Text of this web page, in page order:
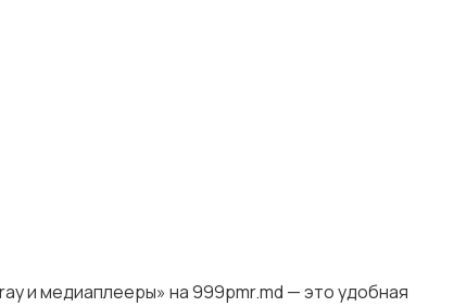
и медиаплееры» на 999pmr.md — это удобная